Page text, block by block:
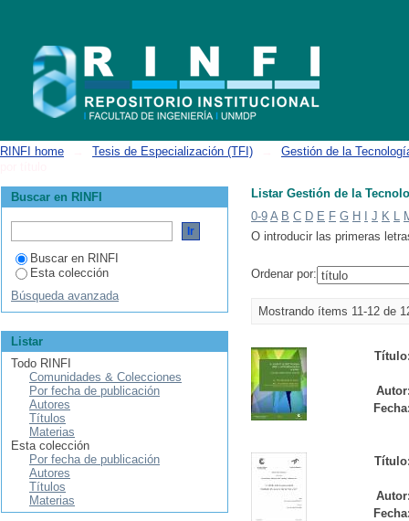
RINFI home Tesis de Especialización (TFI)
Gestión de la
Listar Gestión de la
0-9 A B C D E F G H J K L
O introducir las primeras
Ordenar por:
Mostrando ítems 11-12 de
Buscar en RINFI
Buscar en RINFI
Esta colección
Búsqueda avanzada
Listar
Todo RINFI
Comunidades & Colecciones
Por fecha de publicación
Autores
Títulos
Materias
Esta colección
Por fecha de publicación
Autores
Títulos
Materias